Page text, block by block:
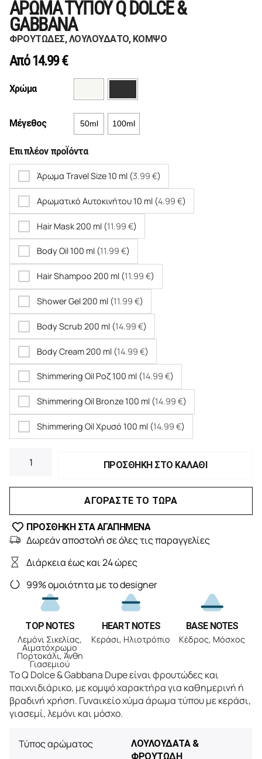
ΑΡΩΜΑ ΤΥΠΟΥ Q DOLCE &
GABBANA
ΦΡΟΥΤΩΔΕΣ, ΛΟΥΛΟΥΔΑΤΟ, ΚΟΜΨΟ
Από14.99€
Χρώμα
Μέγεθος 50ml 100ml
Επιπλέον προΪόντα
Άρωμα Travel Size 10 ml (3.99 €)
Αρωματικό Αυτοκινήτου 10 ml (4.99 €)
Hair Mask 200 ml (11.99 €)
Body Oil 100 ml (11.99 €)
Hair Shampoo 200 ml (11.99 €)
Shower Gel 200 ml (11.99 €)
Body Scrub 200 ml (14.99 €)
Body Cream 200 ml (14.99 €)
Shimmering Oil Ροζ 100 ml (14.99 €)
Shimmering Oil Bronze 100 ml (14.99 €)
Shimmering Oil Χρυσό 100 ml (14.99 €)
ΠΡΟΣΘΗΚΗ ΣΤΟ ΚΑΛΑΘΙ
ΑΓΟΡΑΣΤΕ ΤΟ ΤΩΡΑ
ΠΡΟΣΘΗΚΗ ΣΤΑ ΑΓΑΠΗΜΕΝΑ
Δωρεάν αποστολή σε όλες τις παραγγελίες
Διάρκεια έως και 24 ώρες
99% ομοιότητα με το designer
TOP NOTES
Λεμόνι Σικελίας,
Αιματόχρωμο
Πορτοκάλι, Άνθη
Γιασεμιού
HEART NOTES
Κεράσι, Ηλιοτρόπιο
BASE NOTES
Κέδρος, Μόσχος
Το Q Dolce & Gabbana Dupe είναι φρουτώδες και
παιχνιδιάρικο, με κομψό χαρακτήρα για καθημερινή ή
βραδινή χρήση. Γυναικείο χύμα άρωμα τύπου με κεράσι,
γιασεμί, λεμόνι και μόσχο.
Τύπος αρώματος
ΛΟΥΛΟΥΔΑΤΑ &
ΦΡΟΥΤΩΔΗ